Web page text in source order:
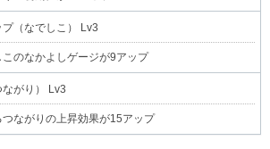
（なでしこ） Lv3
のなかよしゲージが9アップ
がり） Lv3
ながりの上昇効果が15アップ